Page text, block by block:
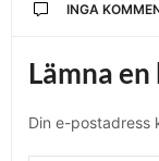
INGA
Lämna
Din e-postadress